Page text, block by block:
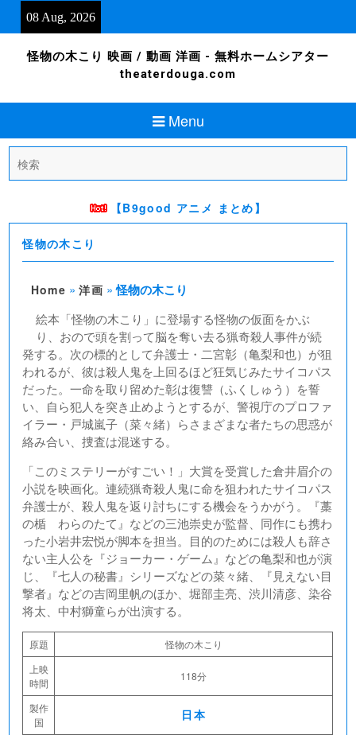
08 Aug, 2026
怪物の木こり 映画 / 動画 洋画 - 無料ホームシアター
theaterdouga.com
Menu
for:
【B9good アニメ まとめ】
怪物の木こり
Home »洋画 »怪物の木こり
絵本「怪物の木こり」に登場する怪物の仮面をかぶ
り、おので頭を割って脳を奪い去る猟奇殺人事件が続
発する。次の標的として弁護士・二宮彰（亀梨和也）が狙
われるが、彼は殺人鬼を上回るほど狂気じみたサイコパス
だった。一命を取り留めた彰は復讐（ふくしゅう）を誓
い、自ら犯人を突き止めようとするが、警視庁のプロファ
イラー・戸城嵐子（菜々緒）らさまざまな者たちの思惑が
絡み合い、捜査は混迷する。
「このミステリーがすごい！」大賞を受賞した倉井眉介の
小説を映画化。連続猟奇殺人鬼に命を狙われたサイコパス
弁護士が、殺人鬼を返り討ちにする機会をうかがう。『藁
の楯 わらのたて』などの三池崇史が監督、同作にも携わ
った小岩井宏悦が脚本を担当。目的のためには殺人も辞さ
ない主人公を『ジョーカー・ゲーム』などの亀梨和也が演
じ、『七人の秘書』シリーズなどの菜々緒、『見えない目
撃者』などの吉岡里帆のほか、堀部圭亮、渋川清彦、染谷
将太、中村獅童らが出演する。
原題
怪物の木こり
上映
時間
118分
製作
国
日本